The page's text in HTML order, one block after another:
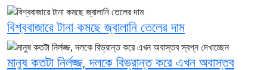
বিশ্ববাজারে টানা কমছে জ্বালানি তেলের দাম
মানুষ কতটা নির্লজ্জ, দলকে বিভ্রান্ত করে এখন অবাস্তব